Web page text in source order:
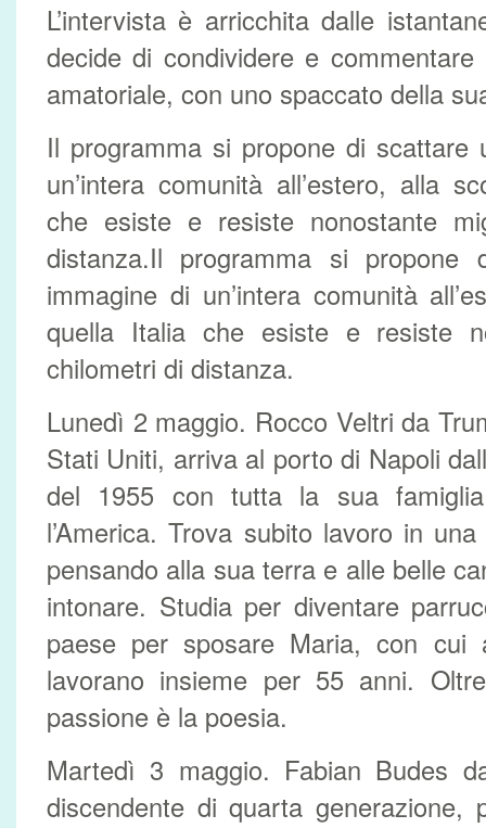
L’intervista è arricchita dalle
decide di condividere e
amatoriale, con uno spaccato della
Il programma si propone di scattare
un’intera comunità all’estero, alla
che esiste e resiste nonostante
distanza.Il programma si
immagine di un’intera comunità
quella Italia che esiste e resiste
chilometri di distanza.
Lunedì 2 maggio. Rocco Veltri da
Stati Uniti, arriva al porto di Napoli
del 1955 con tutta la sua
l’America. Trova subito lavoro in
pensando alla sua terra e alle belle
intonare. Studia per diventare
paese per sposare Maria, con cui
lavorano insieme per 55 anni.
passione è la poesia.
Martedì 3 maggio. Fabian Budes
discendente di quarta generazione,